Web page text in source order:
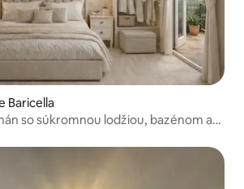
Baricella
so súkromnou lodžiou, bazénom a